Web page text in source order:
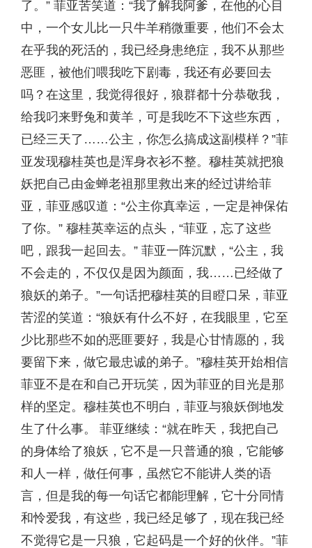
了。” 菲亚苦笑道：“我了解我阿爹，在他的心目
中，一个女儿比一只牛羊稍微重要，他们不会太
在乎我的死活的，我已经身患绝症，我不从那些
恶匪，被他们喂我吃下剧毒，我还有必要回去
吗？在这里，我觉得很好，狼群都十分恭敬我，
给我叼来野兔和黄羊，可是我吃不下这些东西，
已经三天了……公主，你怎么搞成这副模样？”菲
亚发现穆桂英也是浑身衣衫不整。穆桂英就把狼
妖把自己由金蝉老祖那里救出来的经过讲给菲
亚，菲亚感叹道：“公主你真幸运，一定是神保佑
了你。” 穆桂英幸运的点头，“菲亚，忘了这些
吧，跟我一起回去。” 菲亚一阵沉默，“公主，我
不会走的，不仅仅是因为颜面，我……已经做了
狼妖的弟子。”一句话把穆桂英的目瞪口呆，菲亚
苦涩的笑道：“狼妖有什么不好，在我眼里，它至
少比那些不如的恶匪要好，我是心甘情愿的，我
要留下来，做它最忠诚的弟子。”穆桂英开始相信
菲亚不是在和自己开玩笑，因为菲亚的目光是那
样的坚定。穆桂英也不明白，菲亚与狼妖倒地发
生了什么事。 菲亚继续：“就在昨天，我把自己
的身体给了狼妖，它不是一只普通的狼，它能够
和人一样，做任何事，虽然它不能讲人类的语
言，但是我的每一句话它都能理解，它十分同情
和怜爱我，有这些，我已经足够了，现在我已经
不觉得它是一只狼，它起码是一个好的伙伴。”菲